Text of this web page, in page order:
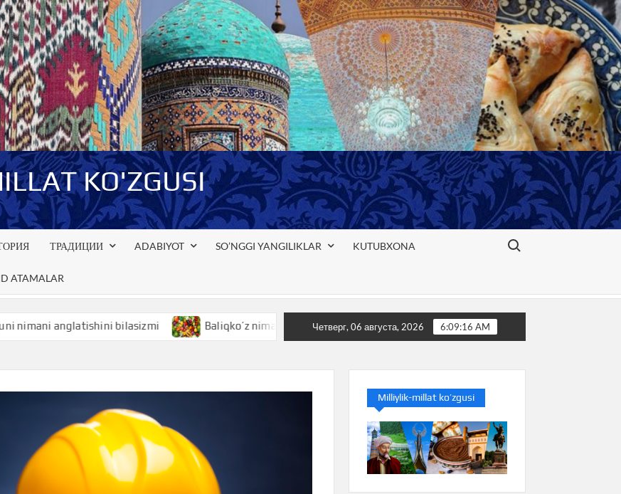
KO'ZGUSI
ТРАДИЦИИ ADABIYOT SO’NGGI YANGILIKLAR KUTUBXONA
ATAMALAR
Search for:
bilasizmi Baliqko’z nimani anglatishini bilasizmi Baliq nimani anglatishini bilasizmi
Четверг, 06 августа, 2026 6:09:17 AM
Milliylik-millat ko’zgusi